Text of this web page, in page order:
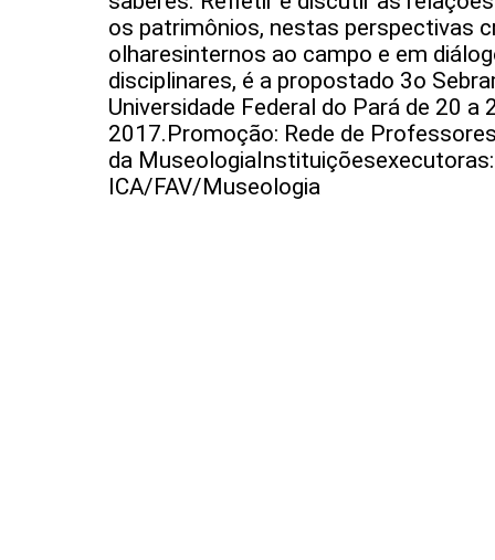
os patrimônios, nestas perspectivas
olharesinternos ao campo e em
disciplinares, é a propostado 3o
Universidade Federal do Pará de 20 a
2017.Promoção: Rede de
da
ICA/FAV/Museologia